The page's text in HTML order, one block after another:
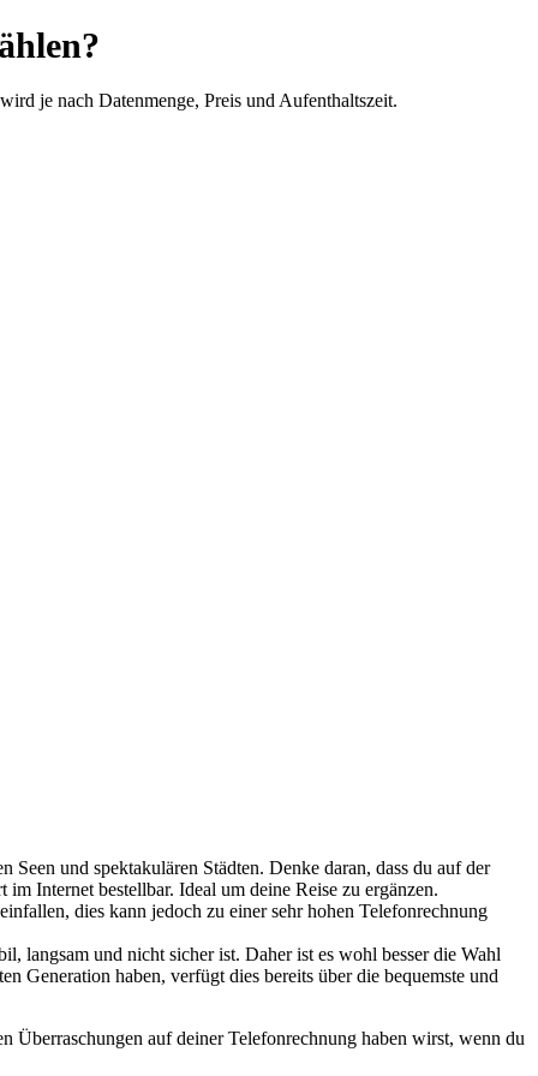
je nach Datenmenge, Preis und Aufenthaltszeit.
und spektakulären Städten. Denke daran, dass du auf der
Internet bestellbar. Ideal um deine Reise zu ergänzen.
dies kann jedoch zu einer sehr hohen Telefonrechnung
langsam und nicht sicher ist. Daher ist es wohl besser die Wahl
Generation haben, verfügt dies bereits über die bequemste und
Überraschungen auf deiner Telefonrechnung haben wirst, wenn du